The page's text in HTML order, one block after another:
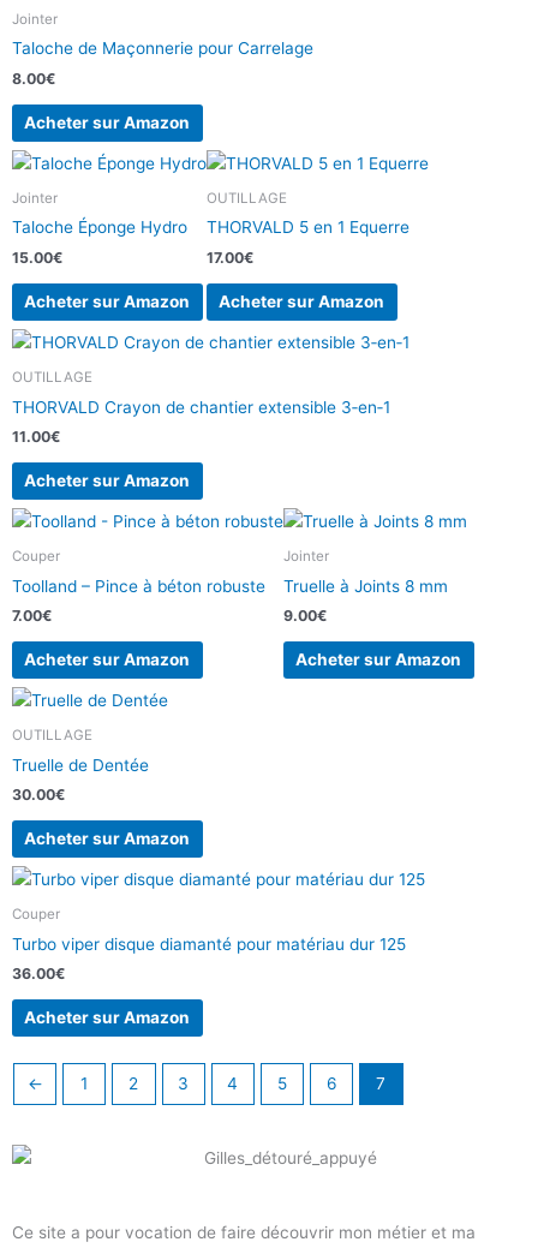
Jointer
Taloche de Maçonnerie pour Carrelage
8.00€
Acheter sur Amazon
Jointer
Taloche Éponge Hydro
15.00€
Acheter sur Amazon
OUTILLAGE
THORVALD 5 en 1 Equerre
17.00€
Acheter sur Amazon
OUTILLAGE
THORVALD Crayon de chantier extensible 3‑en‑1
11.00€
Acheter sur Amazon
Couper
Toolland – Pince à béton robuste
7.00€
Acheter sur Amazon
Jointer
Truelle à Joints 8 mm
9.00€
Acheter sur Amazon
OUTILLAGE
Truelle de Dentée
30.00€
Acheter sur Amazon
Couper
Turbo viper disque diamanté pour matériau dur 125
36.00€
Acheter sur Amazon
← 1 2 3 4 5 6 7
Ce site a pour vocation de faire découvrir mon métier et ma